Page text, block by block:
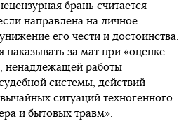
брань считается
направлена на личное
его чести и достоинства.
наказывать за мат при «оценке
ненадлежащей работы
системы, действий
ситуаций техногенного
и бытовых травм».